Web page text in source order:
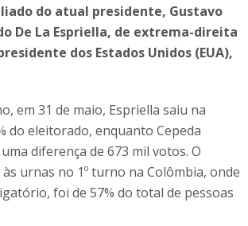
do atual presidente, Gustavo
De La Espriella, de extrema-direita
dos Estados Unidos (EUA),
em 31 de maio, Espriella saiu na
do eleitorado, enquanto Cepeda
diferença de 673 mil votos. O
urnas no 1º turno na Colômbia, onde
foi de 57% do total de pessoas